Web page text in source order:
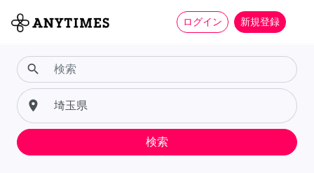
ログイン 新規登録
search
place
検索